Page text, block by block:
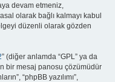
devam etmeniz,
olarak bağlı kalmayı kabul
düzenli olarak gözden
” (diğer anlamda “GPL” ya da
bir mesaj panosu çözümüdür
“phpBB yazılımı”,